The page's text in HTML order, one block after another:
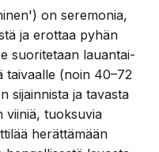
on seremonia,
ja erottaa pyhän
suoritetaan lauantai-
taivaalle (noin 40–72
sijainnista ja tavasta
viiniä, tuoksuvia
herättämään